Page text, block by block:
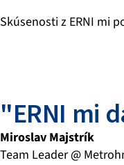
Skúsenosti z ERNI mi
"ERNI mi
Miroslav Majstrík
Team Leader @